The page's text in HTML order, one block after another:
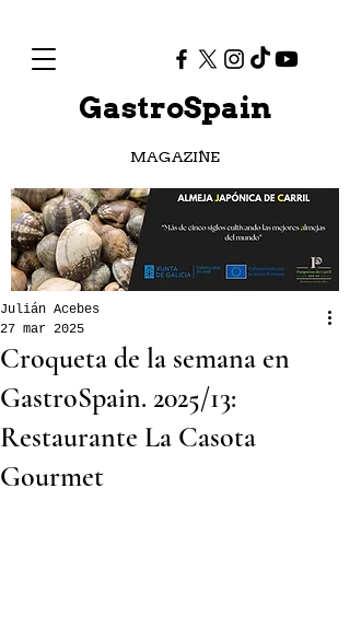
GastroSpain
MAGAZINE
Croqueta de la semana en
GastroSpain. 2025/13:
Restaurante La Casota
Gourmet
Julián Acebes
27 mar 2025